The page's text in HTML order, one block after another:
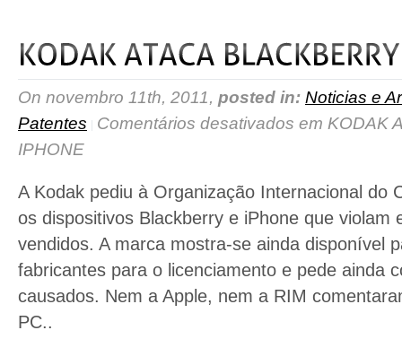
On novembro 11th, 2011, posted in: Noticias e
Patentes
Comentários desativados em KODAK
IPHONE
A Kodak pediu à Organização Internacional do
os dispositivos Blackberry e iPhone que violam
vendidos. A marca mostra-se ainda disponível
fabricantes para o licenciamento e pede ainda
causados. Nem a Apple, nem a RIM
PC..